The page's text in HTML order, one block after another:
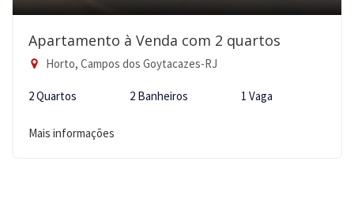
Apartamento à Venda com 2 quartos
Horto, Campos dos Goytacazes-RJ
2 Quartos 2 Banheiros 1 Vaga
Mais informações